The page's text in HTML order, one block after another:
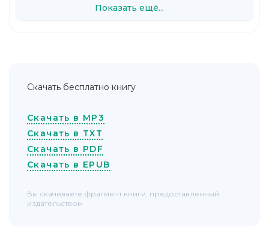
Показать ещё...
Скачать бесплатно книгу
Скачать в MP3
Скачать в TXT
Скачать в PDF
Скачать в EPUB
Вы скачиваете фрагмент книги, предоставленный
издательством